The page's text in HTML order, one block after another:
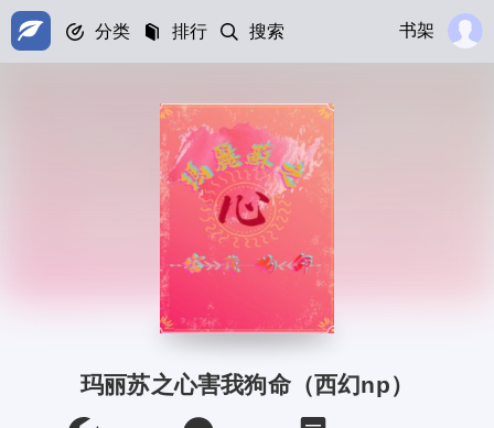
分类 排行 搜索 书架
玛丽苏之心害我狗命（西幻np）